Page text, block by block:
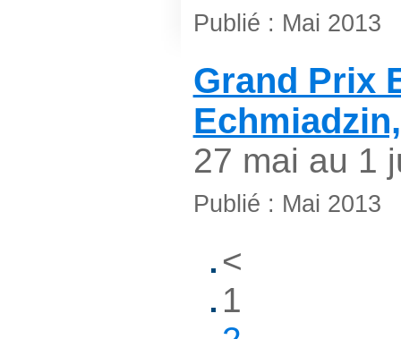
Publié : Mai 2013
Grand Prix
27 mai au 1
Publié : Mai 2013
<
1